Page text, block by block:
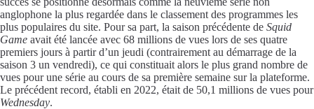
anglophone la plus regardée dans le classement des programmes les
plus populaires du site. Pour sa part, la saison précédente de Squid
Game avait été lancée avec 68 millions de vues lors de ses quatre
premiers jours à partir d’un jeudi (contrairement au démarrage de la
saison 3 un vendredi), ce qui constituait alors le plus grand nombre de
vues pour une série au cours de sa première semaine sur la plateforme.
Le précédent record, établi en 2022, était de 50,1 millions de vues pour
Wednesday.